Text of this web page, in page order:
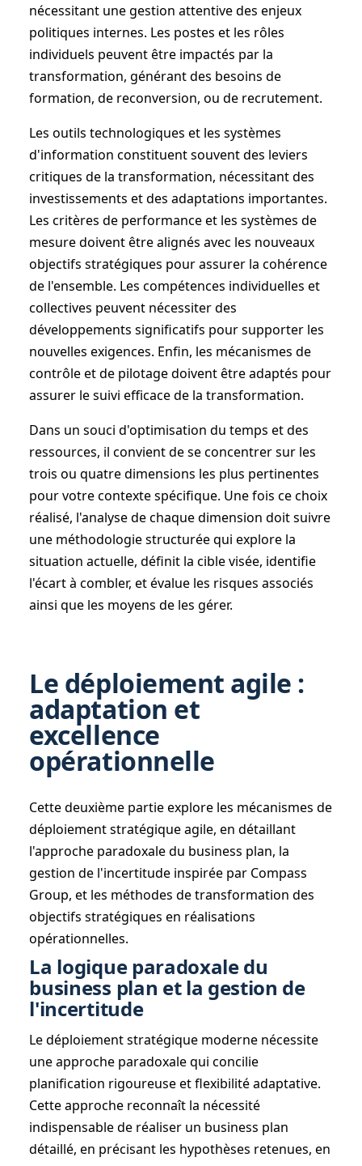
nécessitant une gestion attentive des enjeux
politiques internes. Les postes et les rôles
individuels peuvent être impactés par la
transformation, générant des besoins de
formation, de reconversion, ou de recrutement.
Les outils technologiques et les systèmes
d'information constituent souvent des leviers
critiques de la transformation, nécessitant des
investissements et des adaptations importantes.
Les critères de performance et les systèmes de
mesure doivent être alignés avec les nouveaux
objectifs stratégiques pour assurer la cohérence
de l'ensemble. Les compétences individuelles et
collectives peuvent nécessiter des
développements significatifs pour supporter les
nouvelles exigences. Enfin, les mécanismes de
contrôle et de pilotage doivent être adaptés pour
assurer le suivi efficace de la transformation.
Dans un souci d'optimisation du temps et des
ressources, il convient de se concentrer sur les
trois ou quatre dimensions les plus pertinentes
pour votre contexte spécifique. Une fois ce choix
réalisé, l'analyse de chaque dimension doit suivre
une méthodologie structurée qui explore la
situation actuelle, définit la cible visée, identifie
l'écart à combler, et évalue les risques associés
ainsi que les moyens de les gérer.
Le déploiement agile :
adaptation et
excellence
opérationnelle
Cette deuxième partie explore les mécanismes de
déploiement stratégique agile, en détaillant
l'approche paradoxale du business plan, la
gestion de l'incertitude inspirée par Compass
Group, et les méthodes de transformation des
objectifs stratégiques en réalisations
opérationnelles.
La logique paradoxale du
business plan et la gestion de
l'incertitude
Le déploiement stratégique moderne nécessite
une approche paradoxale qui concilie
planification rigoureuse et flexibilité adaptative.
Cette approche reconnaît la nécessité
indispensable de réaliser un business plan
détaillé, en précisant les hypothèses retenues, en